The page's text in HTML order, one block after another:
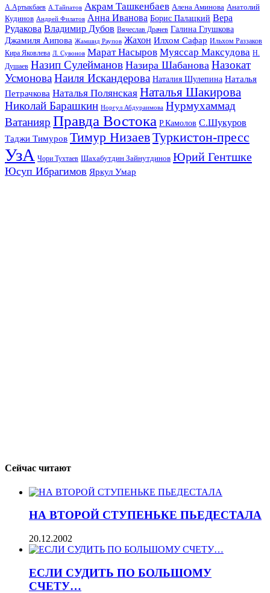
А.Артыкбаев А.Тайпатов Акрам Ташкенбаев Алена Аминова Анатолий
Кудинов Андрей Филатов Анна Иванова Борис Палацкий Вера
Рудакова Владимир Дубов Вячеслав Драчев Галина Глушкова
Джамиля Аипова Жамшид Раупов Жахон Илхом Сафар Ильхом Раззаков
Кира Яковлева Л. Сувонов Марат Насыров Муяссар Максудова Н.
Душаев Назип Сулейманов Назира Шабанова Назокат
УсмоноваНаиля Искандерова Наталия Шулепина Наталья
Петрачкова Наталья Полянская Наталья Шакирова
Николай Барашкин Норгул Абдураимова Нурмухаммад
Ватанияр Правда Востока Р.Камолов С.Шукуров
Таджи Тимуров Тимур НизаевТуркистон-пресс
УзА Чори Тухтаев Шахабутдин Зайнутдинов Юрий Гентшке
Юсуп Ибрагимов Яркул Умар
Сейчас читают
НА ВТОРОЙ СТУПЕНЬКЕ ПЬЕДЕСТАЛА
20.12.2002
ЕСЛИ СУДИТЬ ПО БОЛЬШОМУ
СЧЕТУ…